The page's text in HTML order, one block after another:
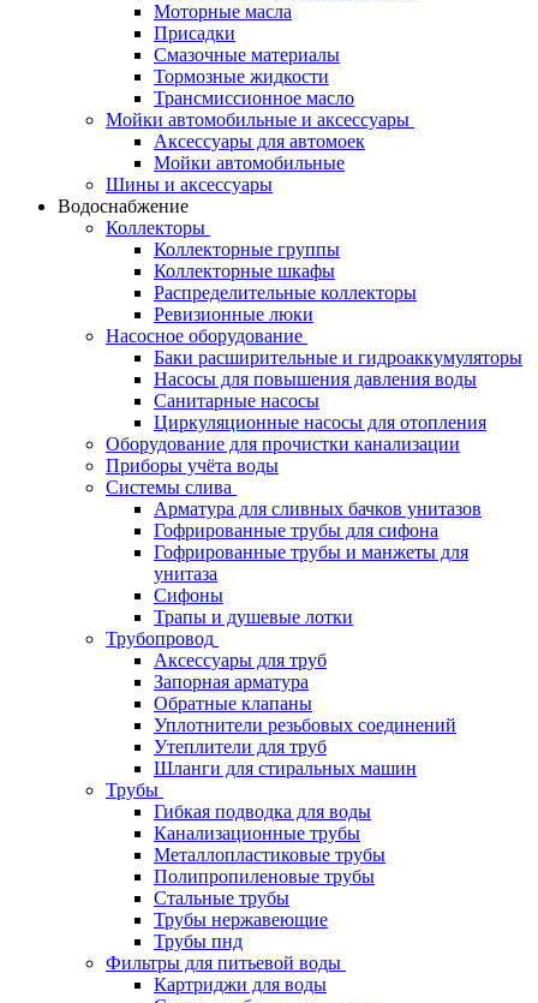
Моторные масла
Присадки
Смазочные материалы
Тормозные жидкости
Трансмиссионное масло
Мойки автомобильные и аксессуары
Аксессуары для автомоек
Мойки автомобильные
Шины и аксессуары
Водоснабжение
Коллекторы
Коллекторные группы
Коллекторные шкафы
Распределительные коллекторы
Ревизионные люки
Насосное оборудование
Баки расширительные и гидроаккумуляторы
Насосы для повышения давления воды
Санитарные насосы
Циркуляционные насосы для отопления
Оборудование для прочистки канализации
Приборы учёта воды
Системы слива
Арматура для сливных бачков унитазов
Гофрированные трубы для сифона
Гофрированные трубы и манжеты для
унитаза
Сифоны
Трапы и душевые лотки
Трубопровод
Аксессуары для труб
Запорная арматура
Обратные клапаны
Уплотнители резьбовых соединений
Утеплители для труб
Шланги для стиральных машин
Трубы
Гибкая подводка для воды
Канализационные трубы
Металлопластиковые трубы
Полипропиленовые трубы
Стальные трубы
Трубы нержавеющие
Трубы пнд
Фильтры для питьевой воды
Картриджи для воды